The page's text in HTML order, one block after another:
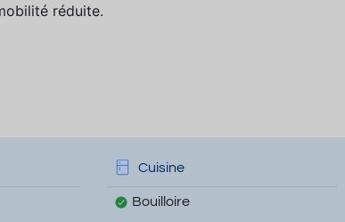
réduite.
Cuisine
Bouilloire